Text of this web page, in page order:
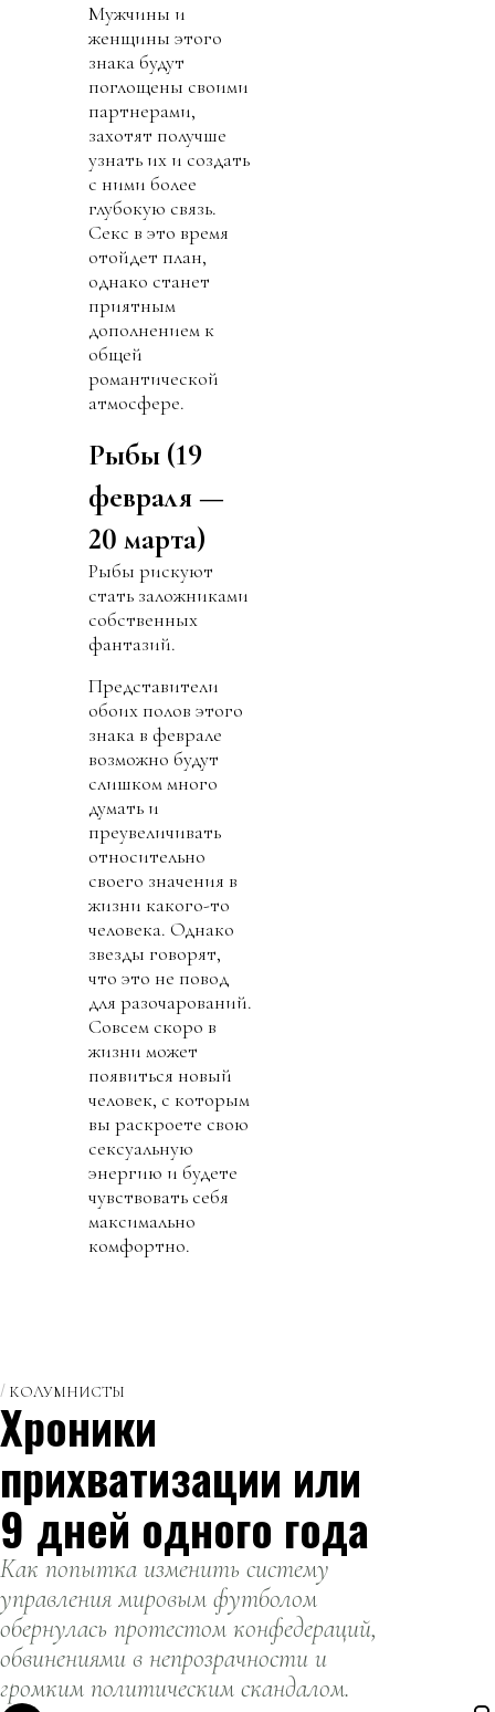
Мужчины и
женщины этого
знака будут
поглощены своими
партнерами,
захотят получше
узнать их и создать
с ними более
глубокую связь.
Секс в это время
отойдет план,
однако станет
приятным
дополнением к
общей
романтической
атмосфере.
Рыбы (19
февраля —
20 марта)
Рыбы рискуют
стать заложниками
собственных
фантазий.
Представители
обоих полов этого
знака в феврале
возможно будут
слишком много
думать и
преувеличивать
относительно
своего значения в
жизни какого-то
человека. Однако
звезды говорят,
что это не повод
для разочарований.
Совсем скоро в
жизни может
появиться новый
человек, с которым
вы раскроете свою
сексуальную
энергию и будете
чувствовать себя
максимально
комфортно.
КОЛУМНИСТЫ
Хроники
прихватизации или
9 дней одного года
Как попытка изменить систему
управления мировым футболом
обернулась протестом конфедераций,
обвинениями в непрозрачности и
громким политическим скандалом.